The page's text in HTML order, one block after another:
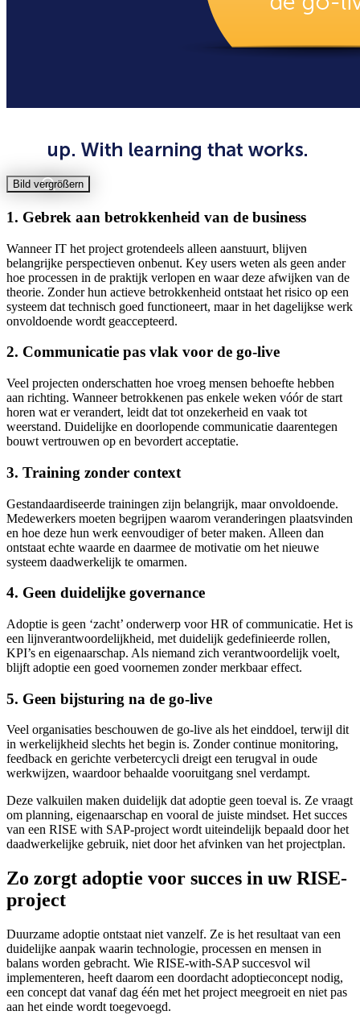
Bild vergrößern
1. Gebrek aan betrokkenheid van de business
Wanneer IT het project grotendeels alleen aanstuurt, blijven
belangrijke perspectieven onbenut. Key users weten als geen ander
hoe processen in de praktijk verlopen en waar deze afwijken van de
theorie. Zonder hun actieve betrokkenheid ontstaat het risico op een
systeem dat technisch goed functioneert, maar in het dagelijkse werk
onvoldoende wordt geaccepteerd.
2. Communicatie pas vlak voor de go-live
Veel projecten onderschatten hoe vroeg mensen behoefte hebben
aan richting. Wanneer betrokkenen pas enkele weken vóór de start
horen wat er verandert, leidt dat tot onzekerheid en vaak tot
weerstand. Duidelijke en doorlopende communicatie daarentegen
bouwt vertrouwen op en bevordert acceptatie.
3. Training zonder context
Gestandaardiseerde trainingen zijn belangrijk, maar onvoldoende.
Medewerkers moeten begrijpen waarom veranderingen plaatsvinden
en hoe deze hun werk eenvoudiger of beter maken. Alleen dan
ontstaat echte waarde en daarmee de motivatie om het nieuwe
systeem daadwerkelijk te omarmen.
4. Geen duidelijke governance
Adoptie is geen ‘zacht’ onderwerp voor HR of communicatie. Het is
een lijnverantwoordelijkheid, met duidelijk gedefinieerde rollen,
KPI’s en eigenaarschap. Als niemand zich verantwoordelijk voelt,
blijft adoptie een goed voornemen zonder merkbaar effect.
5. Geen bijsturing na de go-live
Veel organisaties beschouwen de go-live als het einddoel, terwijl dit
in werkelijkheid slechts het begin is. Zonder continue monitoring,
feedback en gerichte verbetercycli dreigt een terugval in oude
werkwijzen, waardoor behaalde vooruitgang snel verdampt.
Deze valkuilen maken duidelijk dat adoptie geen toeval is. Ze vraagt
om planning, eigenaarschap en vooral de juiste mindset. Het succes
van een RISE with SAP-project wordt uiteindelijk bepaald door het
daadwerkelijke gebruik, niet door het afvinken van het projectplan.
Zo zorgt adoptie voor succes in uw RISE-
project
Duurzame adoptie ontstaat niet vanzelf. Ze is het resultaat van een
duidelijke aanpak waarin technologie, processen en mensen in
balans worden gebracht. Wie RISE-with-SAP succesvol wil
implementeren, heeft daarom een doordacht adoptieconcept nodig,
een concept dat vanaf dag één met het project meegroeit en niet pas
aan het einde wordt toegevoegd.